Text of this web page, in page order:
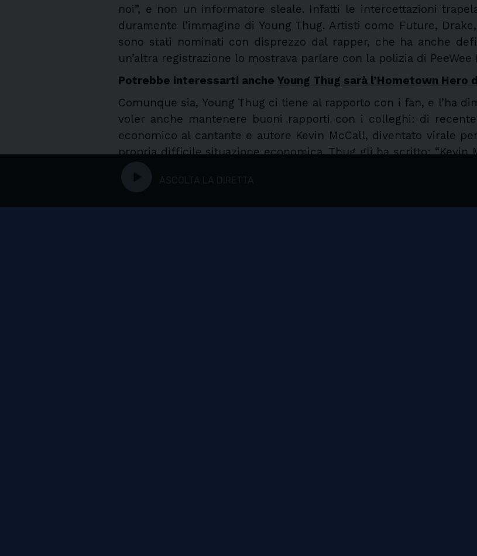
noi”, e non un informatore sleale. Infatti le intercettazioni
duramente l’immagine di Young Thug. Artisti come Future,
sono stati nominati con disprezzo dal rapper, che ha anche
un’altra registrazione lo mostrava parlare con la polizia di PeeWee
Potrebbe interessarti anche Young Thug sarà l’Hometown Hero
Comunque sia, Young Thug ci tiene al rapporto con i fan, e l’ha
voler anche mantenere buoni rapporti con i colleghi: di
economico al cantante e autore Kevin McCall, diventato virale
propria difficile situazione economica. Thug gli ha scritto: “Kevin